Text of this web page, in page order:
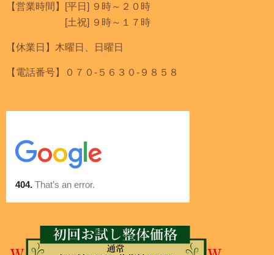
【営業時間】[平日] ９時～２０時
[土祝] ９時～１７時
【休業日】木曜日、日曜日
【電話番号】０７０-５６３０-９８５８